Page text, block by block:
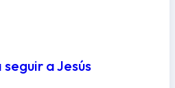
a Jesús